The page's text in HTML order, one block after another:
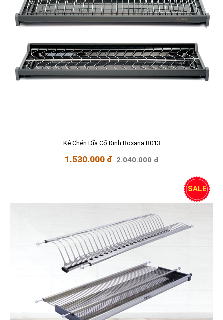
Kệ Chén Dĩa Cố Định Roxana R013
1.530.000 đ 2.040.000 đ
SALE